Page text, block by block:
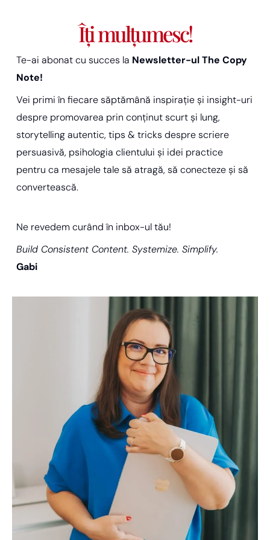
Îți mulțumesc!
Te-ai abonat cu succes la Newsletter-ul The Copy
Note!
Vei primi în fiecare săptămână inspirație și insight-uri
despre promovarea prin conținut scurt și lung,
storytelling autentic, tips & tricks despre scriere
persuasivă, psihologia clientului și idei practice
pentru ca mesajele tale să atragă, să conecteze și să
convertească.
Ne revedem curând în inbox-ul tău!
Build Consistent Content. Systemize. Simplify.
Gabi